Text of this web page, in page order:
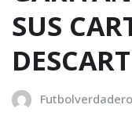
SUS
Futbolverdadero